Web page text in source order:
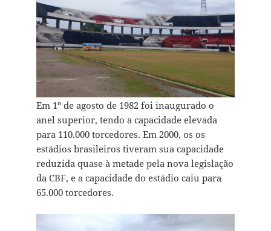
Em 1º de agosto de 1982 foi inaugurado o
anel superior, tendo a capacidade elevada
para 110.000 torcedores. Em 2000, os os
estádios brasileiros tiveram sua capacidade
reduzida quase à metade pela nova legislação
da CBF, e a capacidade do estádio caiu para
65.000 torcedores.